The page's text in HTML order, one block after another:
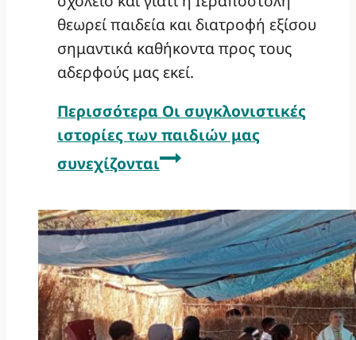
θεωρεί παιδεία και διατροφή εξίσου
σημαντικά καθήκοντα προς τους
αδερφούς μας εκεί.
Περισσότερα Οι συγκλονιστικές
ιστορίες των παιδιών μας
συνεχίζονται